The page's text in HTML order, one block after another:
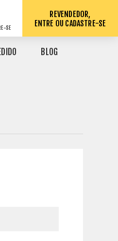
SE
REVENDEDOR,
ENTRE OU CADASTRE-SE
BLOG